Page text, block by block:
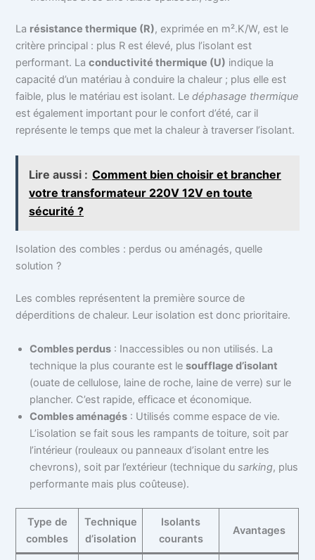
La résistance thermique (R), exprimée en m².K/W, est le
critère principal : plus R est élevé, plus l’isolant est
performant. Laconductivité thermique (U) indique la
capacité d’un matériau à conduire la chaleur ; plus elle est
faible, plus le matériau est isolant. Ledéphasage thermique
est également important pour le confort d’été, car il
représente le temps que met la chaleur à traverser l’isolant.
Lire aussi : Comment bien choisir et brancher
votre transformateur 220V 12V en toute
sécurité ?
Isolation des combles : perdus ou aménagés, quelle
solution ?
Les combles représentent la première source de
déperditions de chaleur. Leur isolation est donc prioritaire.
Combles perdus : Inaccessibles ou non utilisés. La
technique la plus courante est lesoufflage d’isolant
(ouate de cellulose, laine de roche, laine de verre) sur le
plancher. C’est rapide, efficace et économique.
Combles aménagés : Utilisés comme espace de vie.
L’isolation se fait sous les rampants de toiture, soit par
l’intérieur (rouleaux ou panneaux d’isolant entre les
chevrons), soit par l’extérieur (technique dusarking, plus
performante mais plus coûteuse).
Type de
combles
Technique
d’isolation
Isolants
courants
Avantages